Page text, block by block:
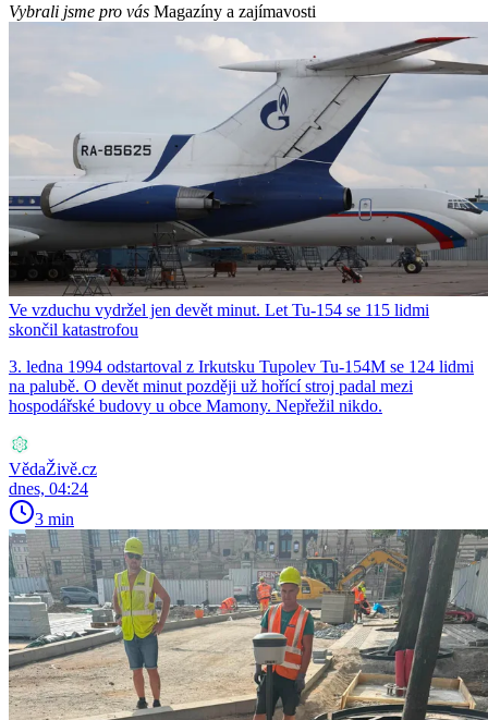
Vybrali jsme pro vás Magazíny a zajímavosti
Ve vzduchu vydržel jen devět minut. Let Tu-154 se 115 lidmi
skončil katastrofou
3. ledna 1994 odstartoval z Irkutsku Tupolev Tu-154M se 124 lidmi
na palubě. O devět minut později už hořící stroj padal mezi
hospodářské budovy u obce Mamony. Nepřežil nikdo.
VědaŽivě.cz
dnes, 04:24
3 min